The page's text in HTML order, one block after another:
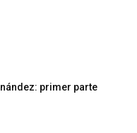
primer parte